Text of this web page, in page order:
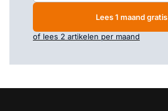
Lees 1 maand gratis
of lees 2 artikelen per maand